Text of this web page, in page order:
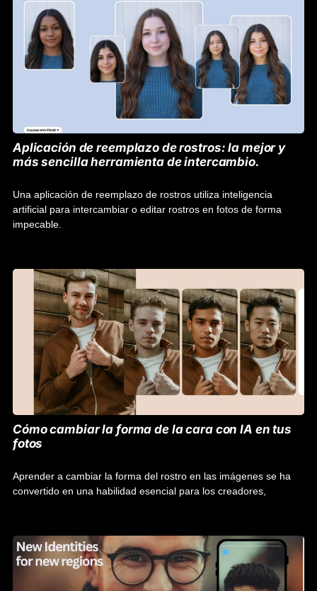
Aplicación de reemplazo de rostros: la mejor y
más sencilla herramienta de intercambio.
Una aplicación de reemplazo de rostros utiliza inteligencia
artificial para intercambiar o editar rostros en fotos de forma
impecable.
Cómo cambiar la forma de la cara con IA en tus
fotos
Aprender a cambiar la forma del rostro en las imágenes se ha
convertido en una habilidad esencial para los creadores,